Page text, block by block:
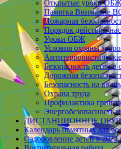
Открытые уроки ОБЖ
Памятка Внимание
Пожарная
Порядок действий
Уроки ОБЖ
Условия охраны
Безопасность детей в
Дорожная
Безопасность на
Охрана труда
Профилактика
Энергобезопасность
ДИСТАНЦИОННОЕ
Календарь памятных дат
Оздоровление детей в 2024